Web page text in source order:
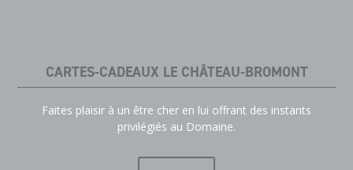
CARTES-CADEAUX LE CHÂTEAU-BROMONT
Faites plaisir à un être cher en lui offrant des instants
privilégiés au Domaine.